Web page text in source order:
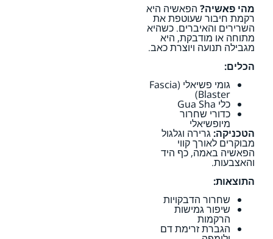
מהי פאשיה? הפאשיה היא
רקמת חיבור שעוטפת את
השרירים והאיברים. כשהיא
מתוחה או מודבקת, היא
מגבילה תנועה ויוצרת כאב.
הכלים:
גומי פשיאלי (Fascia
Blaster)
כלי Gua Sha
כדורי שחרור
מיופשיאלי
הטכניקה:גרירה וגלגול
מבוקרים לאורך קווי
הפאשיה באמה, כף היד
והאצבעות.
התוצאות:
שחרור הדבקויות
שיפור גמישות
הרקמות
הגברת זרימת דם